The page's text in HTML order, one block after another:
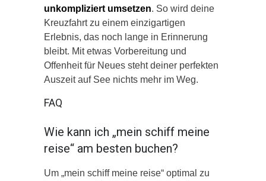
unkompliziert umsetzen. So wird deine
Kreuzfahrt zu einem einzigartigen
Erlebnis, das noch lange in Erinnerung
bleibt. Mit etwas Vorbereitung und
Offenheit für Neues steht deiner perfekten
Auszeit auf See nichts mehr im Weg.
FAQ
Wie kann ich „mein schiff meine
reise“ am besten buchen?
Um „mein schiff meine reise“ optimal zu